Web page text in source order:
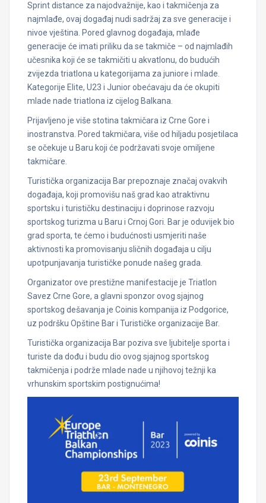
Sprint distance za najodvažnije, kao i takmičenja za
najmlađe, ovaj događaj nudi sadržaj za sve generacije i
nivoe vještina. Pored glavnog događaja, mlađe
generacije će imati priliku da se takmiče – od najmlađih
učesnika koji će se takmičiti u akvatlonu, do budućih
zvijezda triatlona u kategorijama za juniore i mlade.
Kategorije Elite, U23 i Junior obećavaju da će okupiti
mlade nade triatlona iz cijelog Balkana.
Prijavljeno je više stotina takmičara iz Crne Gore i
inostranstva. Pored takmičara, više od hiljadu posjetilaca
se očekuje u Baru koji će podržavati svoje omiljene
takmičare.
Turistička organizacija Bar prepoznaje značaj ovakvih
događaja, koji promovišu naš grad kao atraktivnu
sportsku i turističku destinaciju i doprinose razvoju
sportskog turizma u Baru i Crnoj Gori. Bar je oduvijek bio
grad sporta, te ćemo i budućnosti usmjeriti naše
aktivnosti ka promovisanju sličnih događaja u cilju
upotpunjavanja turističke ponude našeg grada.
Organizator ove prestižne manifestacije je Triatlon
Savez Crne Gore, a glavni sponzor ovog sjajnog
sportskog dešavanja je Coinis kompanija iz Podgorice,
uz podršku Opštine Bar i Turističke organizacije Bar.
Turistička organizacija Bar poziva sve ljubitelje sporta i
turiste da dođu i budu dio ovog sjajnog sportskog
takmičenja i podrže mlade nade u njihovoj težnji ka
vrhunskim sportskim postignućima!